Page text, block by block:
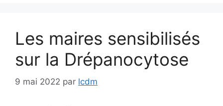
Les maires sensibilisés
sur la Drépanocytose
9 mai 2022 par lcdm